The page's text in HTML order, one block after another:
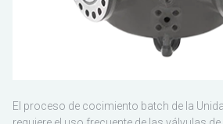
El proceso de cocimiento batch de la